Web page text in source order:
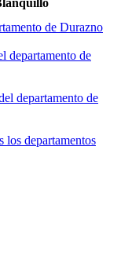
de Durazno
departamento de
departamento de
los departamentos